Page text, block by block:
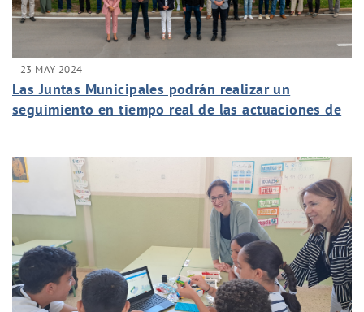
23 MAY 2024
Las Juntas Municipales podrán realizar un
seguimiento en tiempo real de las actuaciones de